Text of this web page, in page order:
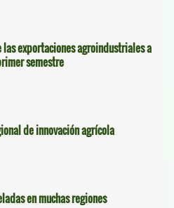
las exportaciones agroindustriales a
semestre
de innovación agrícola
en muchas regiones